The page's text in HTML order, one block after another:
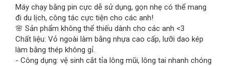
Máy chạy bằng pin cực dễ sử dụng, gọn nhẹ có thể mang
đi du lịch, công tác cực tiện cho các anh!
🌸 Sản phẩm không thể thiếu dành cho các anh <3
Chất liệu: Vỏ ngoài làm bằng nhựa cao cấp, lưỡi dao kép
làm bằng thép không gỉ.
- Công dụng: vệ sinh cắt tỉa lông mũi, lông tai nhanh chóng